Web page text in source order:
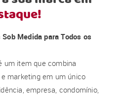
Medida para Todos os
um item que combina
marketing em um único
empresa, condomínio,